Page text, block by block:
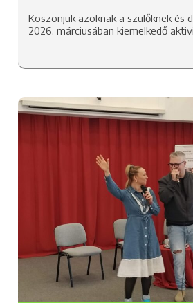
Köszönjük azoknak a szülőknek és
2026. márciusában kiemelkedő